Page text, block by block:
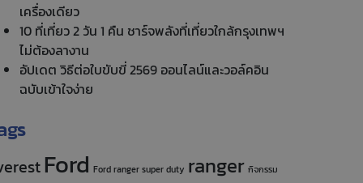
เครื่องเดียว
10 ที่เที่ยว 2 วัน 1 คืน ชาร์จพลังที่เที่ยวใกล้กรุงเทพฯ
ไม่ต้องลางาน
อัปเดต วิธีต่อใบขับขี่ 2569 ออนไลน์และวอล์คอิน
ฉบับเข้าใจง่าย
Ford Ford ranger super duty ranger กิจกรรม